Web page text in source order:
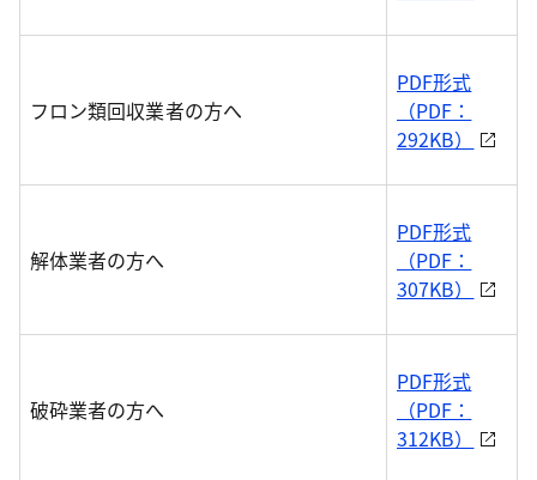
フロン類回収業者の方へ
PDF形式
（PDF：
292KB）
解体業者の方へ
PDF形式
（PDF：
307KB）
破砕業者の方へ
PDF形式
（PDF：
312KB）